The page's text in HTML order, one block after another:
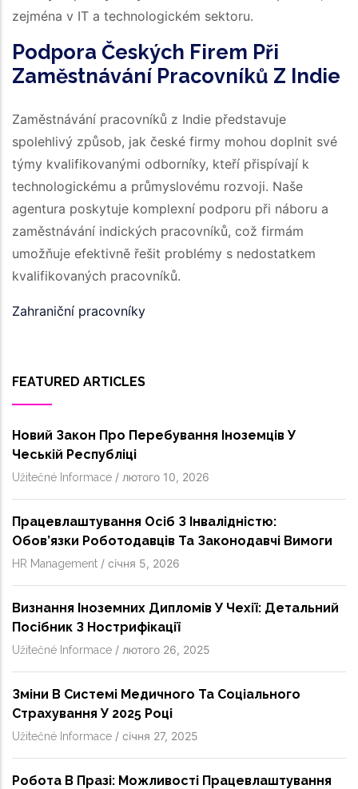
zejména v IT a technologickém sektoru.
Podpora Českých Firem Při
Zaměstnávání Pracovníků Z Indie
Zaměstnávání pracovníků z Indie představuje
spolehlivý způsob, jak české firmy mohou doplnit své
týmy kvalifikovanými odborníky, kteří přispívají k
technologickému a průmyslovému rozvoji. Naše
agentura poskytuje komplexní podporu při náboru a
zaměstnávání indických pracovníků, což firmám
umožňuje efektivně řešit problémy s nedostatkem
kvalifikovaných pracovníků.
Zahraniční pracovníky
FEATURED ARTICLES
Новий Закон Про Перебування Іноземців У
Чеській Республіці
Užitečné Informace / лютого 10, 2026
Працевлаштування Осіб З Інвалідністю:
Обов’язки Роботодавців Та Законодавчі Вимоги
HR Management / січня 5, 2026
Визнання Іноземних Дипломів У Чехії: Детальний
Посібник З Нострифікації
Užitečné Informace / лютого 26, 2025
Зміни В Системі Медичного Та Соціального
Страхування У 2025 Році
Užitečné Informace / січня 27, 2025
Робота В Празі: Можливості Працевлаштування